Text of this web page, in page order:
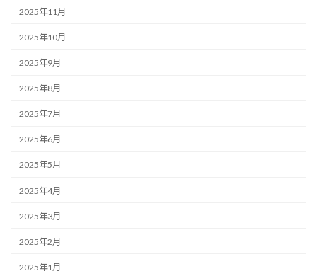
2025年11月
2025年10月
2025年9月
2025年8月
2025年7月
2025年6月
2025年5月
2025年4月
2025年3月
2025年2月
2025年1月